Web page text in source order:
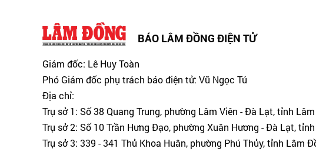
BÁO LÂM ĐỒNG ĐIỆN TỬ
Giám đốc: Lê Huy Toàn
Phó Giám đốc phụ trách báo điện tử: Vũ Ngọc Tú
Địa chỉ:
Trụ sở 1: Số 38 Quang Trung, phường Lâm Viên - Đà Lạt, tỉnh
Trụ sở 2: Số 10 Trần Hưng Đạo, phường Xuân Hương - Đà Lạt,
Trụ sở 3: 339 - 341 Thủ Khoa Huân, phường Phú Thủy, tỉnh Lâm